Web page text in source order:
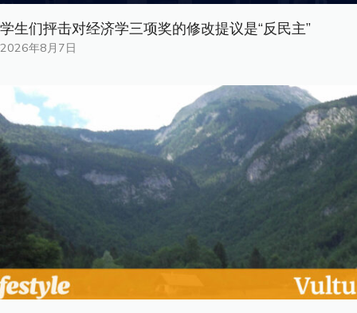
学生们抨击对经济学三项奖的修改提议是“反民主”
2026年8月7日